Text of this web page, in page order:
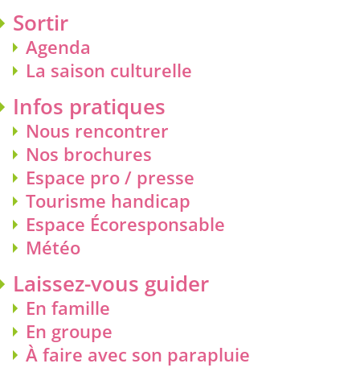
Sortir
Agenda
La saison culturelle
Infos pratiques
Nous rencontrer
Nos brochures
Espace pro / presse
Tourisme handicap
Espace Écoresponsable
Météo
Laissez-vous guider
En famille
En groupe
À faire avec son parapluie